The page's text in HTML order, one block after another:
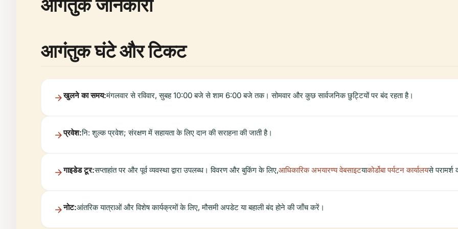
आगंतुक घंटे और टिकट
खुलने का समय:मंगलवार से रविवार, सुबह 10:00 बजे से शाम 6:00 बजे तक। सोमवार और कुछ सार्वजनिक छुट्टियों पर बंद रहता है।
प्रवेश:नि: शुल्क प्रवेश; संरक्षण में सहायता के लिए दान की सराहना की जाती है।
गाइडेड टूर:सप्ताहांत पर और पूर्व व्यवस्था द्वारा उपलब्ध। विवरण और बुकिंग के लिए,आधिकारिक अभयारण्य वेबसाइटयाकोर्डोबा पर्यटन कार्यालयसे परामर्श
नोट:आंतरिक यात्राओं और विशेष कार्यक्रमों के लिए, मौसमी अपडेट या बहाली बंद होने की जाँच करें।